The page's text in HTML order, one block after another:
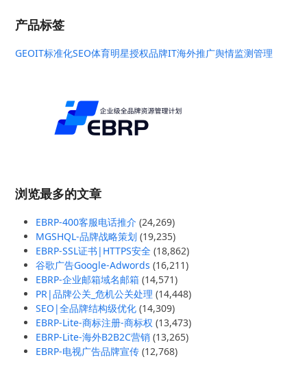
产品标签
GEOIT标准化SEO体育明星授权品牌IT海外推广舆情监测管理
浏览最多的文章
EBRP-400客服电话推介 (24,269)
MGSHQL-品牌战略策划 (19,235)
EBRP-SSL证书|HTTPS安全 (18,862)
谷歌广告Google-Adwords (16,211)
EBRP-企业邮箱域名邮箱 (14,571)
PR|品牌公关_危机公关处理 (14,448)
SEO|全品牌结构级优化 (14,309)
EBRP-Lite-商标注册-商标权 (13,473)
EBRP-Lite-海外B2B2C营销 (13,265)
EBRP-电视广告品牌宣传 (12,768)